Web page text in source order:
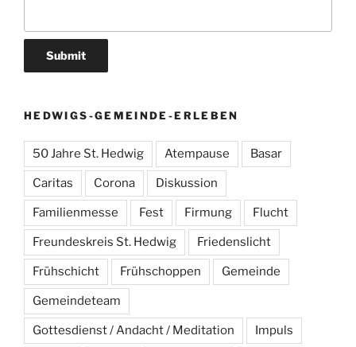
HEDWIGS-GEMEINDE-ERLEBEN
50 Jahre St. Hedwig Atempause Basar
Caritas Corona Diskussion
Familienmesse Fest Firmung Flucht
Freundeskreis St. Hedwig Friedenslicht
Frühschicht Frühschoppen Gemeinde
Gemeindeteam
Gottesdienst / Andacht / Meditation Impuls